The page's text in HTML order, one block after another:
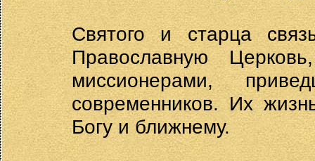
Святого и старца
Православную
миссионерами,
современников. Их
Богу и ближнему.